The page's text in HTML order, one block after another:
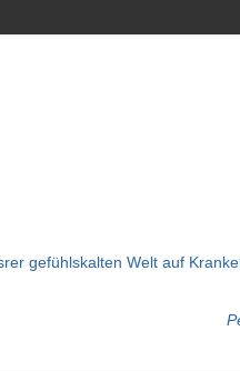
gefühlskalten Welt auf